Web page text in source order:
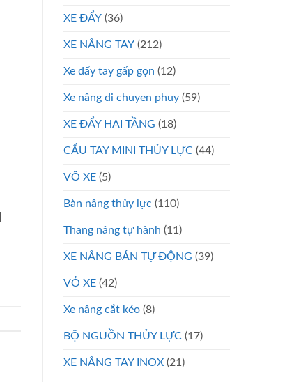
XE ĐẨY (36)
XE NÂNG TAY (212)
Xe đẩy tay gấp gọn (12)
Xe nâng di chuyen phuy (59)
XE ĐẨY HAI TẦNG (18)
CẨU TAY MINI THỦY LỰC (44)
VÕ XE (5)
Bàn nâng thủy lực (110)
Thang nâng tự hành (11)
XE NÂNG BÁN TỰ ĐỘNG (39)
VỎ XE (42)
Xe nâng cắt kéo (8)
BỘ NGUỒN THỦY LỰC (17)
XE NÂNG TAY INOX (21)